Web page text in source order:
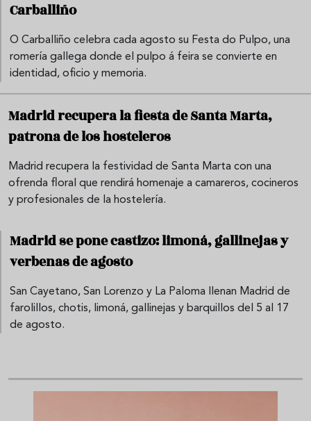
Carballiño
O Carballiño celebra cada agosto su Festa do Pulpo, una
romería gallega donde el pulpo á feira se convierte en
identidad, oficio y memoria.
Madrid recupera la fiesta de Santa Marta,
patrona de los hosteleros
Madrid recupera la festividad de Santa Marta con una
ofrenda floral que rendirá homenaje a camareros, cocineros
y profesionales de la hostelería.
Madrid se pone castizo: limoná, gallinejas y
verbenas de agosto
San Cayetano, San Lorenzo y La Paloma llenan Madrid de
farolillos, chotis, limoná, gallinejas y barquillos del 5 al 17
de agosto.